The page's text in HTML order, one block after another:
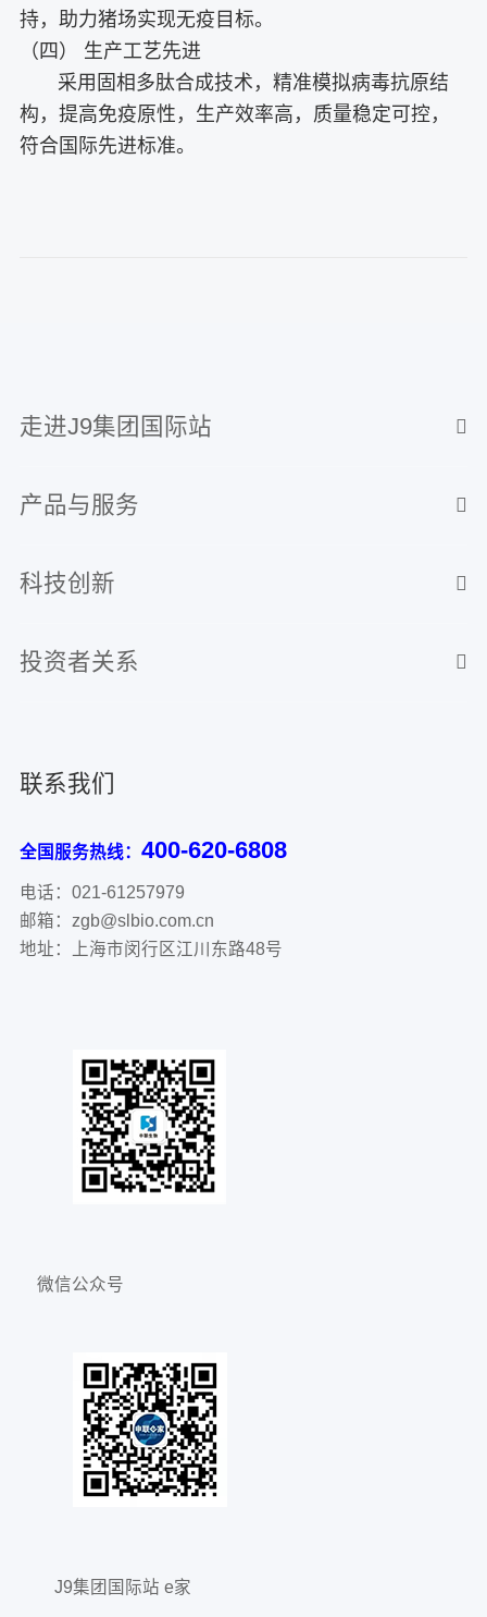
持，助力猪场实现无疫目标。
（四） 生产工艺先进
采用固相多肽合成技术，精准模拟病毒抗原结
构，提高免疫原性，生产效率高，质量稳定可控，
符合国际先进标准。
走进J9集团国际站
产品与服务
科技创新
投资者关系
联系我们
全国服务热线： 400-620-6808
电话：021-61257979
邮箱：zgb@slbio.com.cn
地址：上海市闵行区江川东路48号
微信公众号
J9集团国际站 e家